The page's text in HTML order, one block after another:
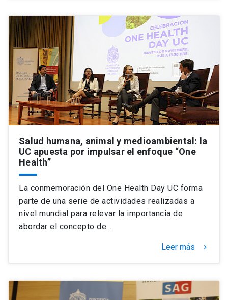
Salud humana, animal y medioambiental: la
UC apuesta por impulsar el enfoque “One
Health”
La conmemoración del One Health Day UC forma
parte de una serie de actividades realizadas a
nivel mundial para relevar la importancia de
abordar el concepto de…
Leer más keyboard_arrow_right